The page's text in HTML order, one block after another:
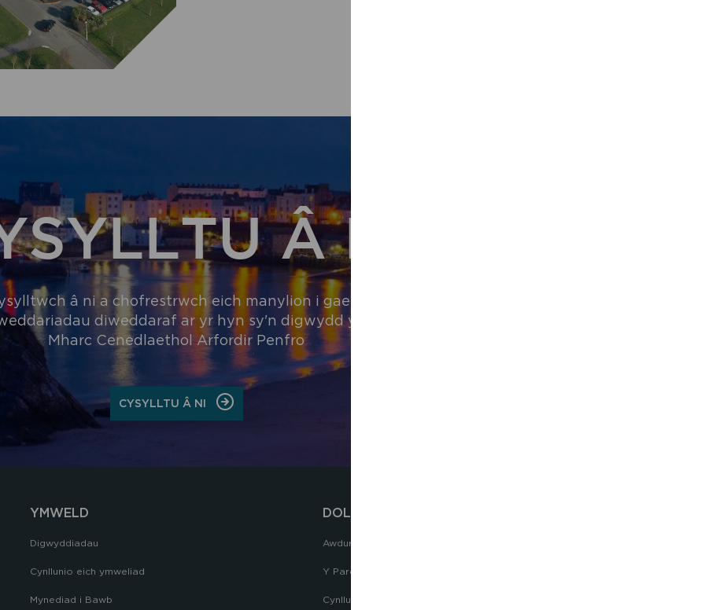
Â NI
â ni a chofrestrwch eich manylion i gael y
diweddaraf ar yr hyn sy'n digwydd ym
Mharc Cenedlaethol Arfordir Penfro
CYSYLLTU Â NION
YMWELD
Digwyddiadau
Cynllunio eich ymweliad
Mynediad i Bawb
DOLENNI CYFLYM
Awdurdod y Parc Cenedlaethol
Y Parc Cenedlaethol
Cynllunio